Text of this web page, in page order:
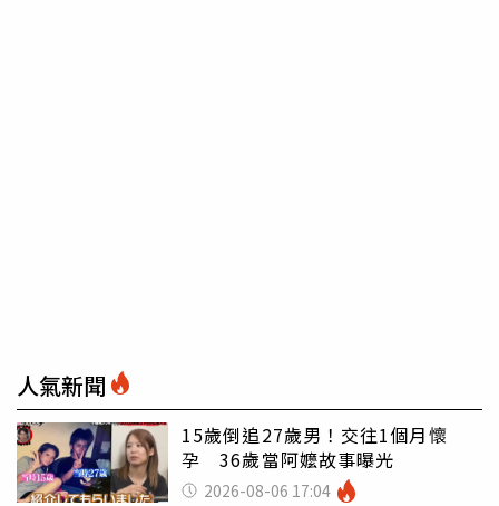
人氣新聞
15歲倒追27歲男！交往1個月懷
孕 36歲當阿嬤故事曝光
2026-08-06 17:04